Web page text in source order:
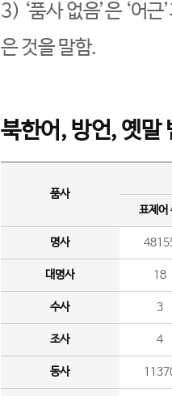
3) ‘품사 없음’은 ‘어
은 것을 말함.
북한어, 방언, 옛말
품사
표제어
명사
대명사 18
수사 3
조사 4
동사